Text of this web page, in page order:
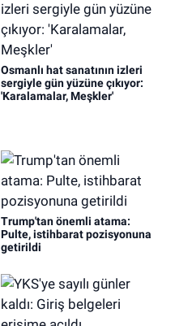
Osmanlı hat sanatının izleri
sergiyle gün yüzüne çıkıyor:
'Karalamalar, Meşkler'
Trump'tan önemli atama:
Pulte, istihbarat pozisyonuna
getirildi